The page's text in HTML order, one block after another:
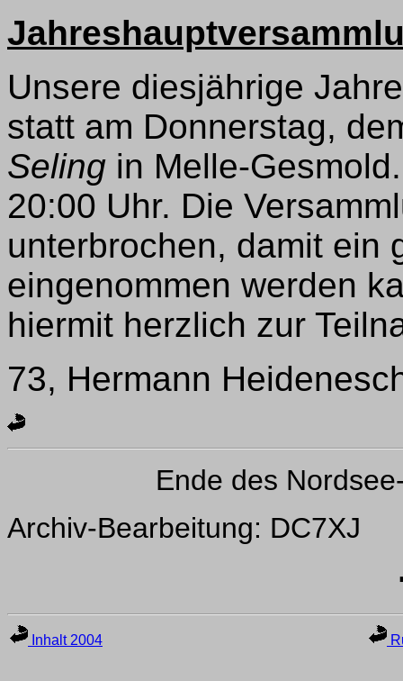
Unsere diesjährige
statt am Donnerstag,
Seling in Melle-
20:00 Uhr. Die
unterbrochen, damit ein
eingenommen werden
hiermit herzlich zur
73, Hermann
Ende des
Archiv-Bearbeitung: DC7XJ
Inhalt 2004